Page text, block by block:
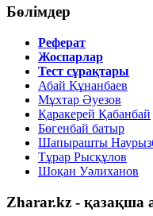
Бөлімдер
Реферат
Жоспарлар
Тест сұрақтары
Абай Құнанбаев
Мұхтар Әуезов
Қаракерей Қабанбай
Бөгенбай батыр
Шапырашты
Тұрар Рысқұлов
Шоқан Уәлиханов
Zharar.kz - қазақша